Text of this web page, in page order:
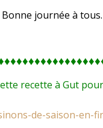
Bonne journée à tous.
recette à Gut